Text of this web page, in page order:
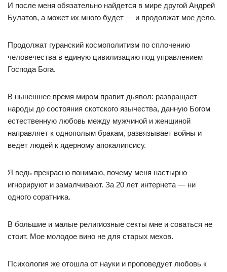
И после меня обязательно найдется в мире другой Андрей
Булатов, а может их много будет — и продолжат мое дело.
Продолжат гуранский космополитизм по сплочению
человечества в единую цивилизацию под управлением
Господа Бога.
В нынешнее время миром правит дьявол: развращает
народы до состояния скотского язычества, данную Богом
естественную любовь между мужчиной и женщиной
направляет к однополым бракам, развязывает войны и
ведет людей к ядерному апокалипсису.
Я ведь прекрасно понимаю, почему меня настырно
игнорируют и замалчивают. За 20 лет интернета — ни
одного соратника.
В большие и малые религиозные секты мне и соваться не
стоит. Мое молодое вино не для старых мехов.
Психология же отошла от науки и проповедует любовь к